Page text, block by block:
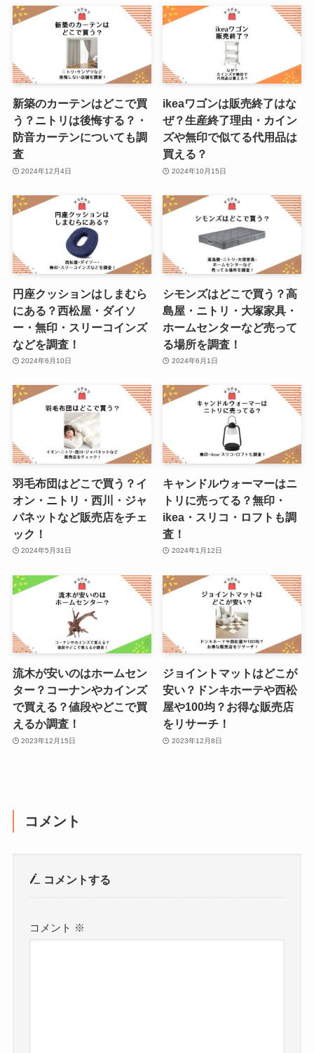
新築のカーテンはどこで買
う？ニトリは後悔する？・
防音カーテンについても調
査
2024年12月4日
ikeaワゴンは販売終了はな
ぜ？生産終了理由・カイン
ズや無印で似てる代用品は
買える？
2024年10月15日
円座クッションはしまむら
にある？西松屋・ダイソ
ー・無印・スリーコインズ
などを調査！
2024年6月10日
シモンズはどこで買う？高
島屋・ニトリ・大塚家具・
ホームセンターなど売って
る場所を調査！
2024年6月1日
羽毛布団はどこで買う？イ
オン・ニトリ・西川・ジャ
パネットなど販売店をチェ
ック！
2024年5月31日
キャンドルウォーマーはニ
トリに売ってる？無印・
ikea・スリコ・ロフトも調
査！
2024年1月12日
流木が安いのはホームセン
ター？コーナンやカインズ
で買える？値段やどこで買
えるか調査！
2023年12月15日
ジョイントマットはどこが
安い？ドンキホーテや西松
屋や100均？お得な販売店
をリサーチ！
2023年12月8日
コメント
コメントする
コメント ※